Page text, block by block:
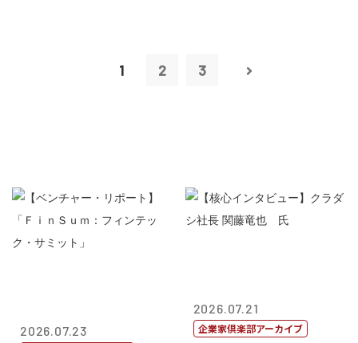
1 2 3
2026.07.23
2026.07.21
企業家倶楽部アーカイブ